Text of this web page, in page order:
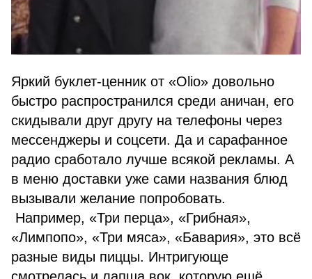
Яркий буклет-ценник от «Olio» довольно
быстро распространился среди аничан, его
скидывали друг другу на телефоны через
мессенджеры и соцсети. Да и сарафанное
радио сработало лучше всякой рекламы. А
в меню доставки уже сами названия блюд
вызывали желание попробовать.
Например, «Три перца», «Грибная»,
«Лимпопо», «Три мяса», «Бавария», это всё
разные виды пиццы. Интригующе